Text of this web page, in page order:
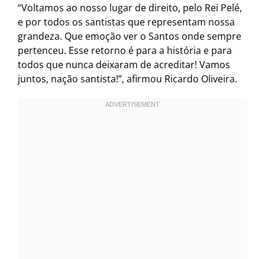
“Voltamos ao nosso lugar de direito, pelo Rei Pelé,
e por todos os santistas que representam nossa
grandeza. Que emoção ver o Santos onde sempre
pertenceu. Esse retorno é para a história e para
todos que nunca deixaram de acreditar! Vamos
juntos, nação santista!”, afirmou Ricardo Oliveira.